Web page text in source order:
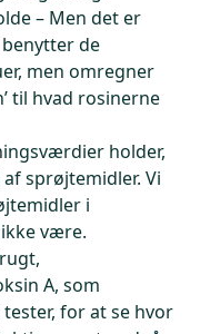
– Men det er
de
men omregner
til hvad rosinerne
holder,
sprøjtemidler. Vi
i
være.
A, som
for at se hvor